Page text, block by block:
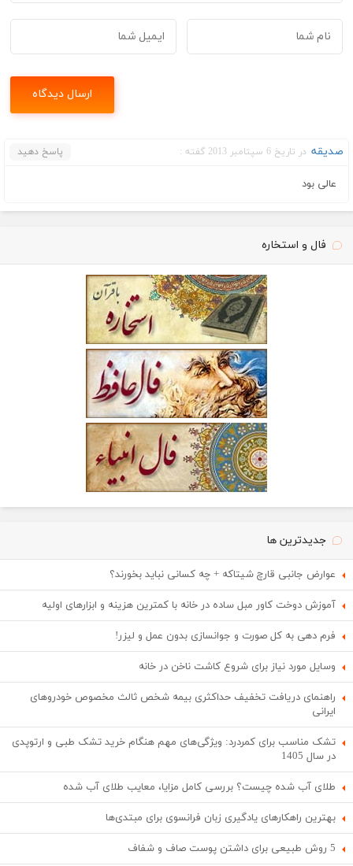
صدیقه در تاریخ 6 سپتامبر 2013 گفته : پاسخ دهید
عالی بود
فال و استخاره
جدیدترین ها
عوارض جانبی قارچ شیتاکه + چه کسانی نباید بخورند؟
آموزش دوخت کاور مبل ساده در خانه با کمترین هزینه و ابزارهای اولیه
فرم دهی به کل صورت و جوانسازی بدون عمل و لیزر!
وسایل مورد نیاز برای شروع کاشت ناخن در خانه
راهنمای دریافت تخفیف حداکثری بیمه شخص ثالث مخصوص خودروهای
ایرانی
تشک مناسب برای کمردرد: ویژگی‌های مهم هنگام خرید تشک طبی و ارتوپدی
در سال 1405
طلای آب شده چیست؟ بررسی کامل مزایا، معایب طلای آب شده
بهترین راهکارهای یادگیری زبان فرانسوی برای مبتدی‌ها
5 روش طبیعی برای داشتن پوست صاف و شفاف